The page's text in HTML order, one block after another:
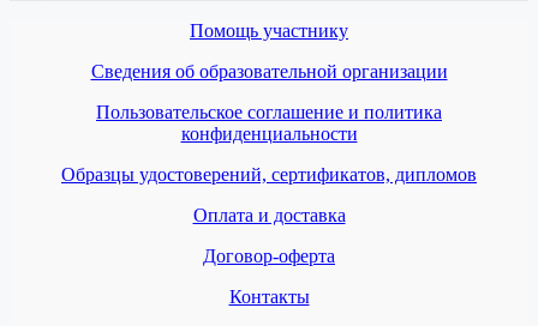
Помощь участнику
Сведения об образовательной организации
Пользовательское соглашение и политика
конфиденциальности
Образцы удостоверений, сертификатов, дипломов
Оплата и доставка
Договор-оферта
Контакты